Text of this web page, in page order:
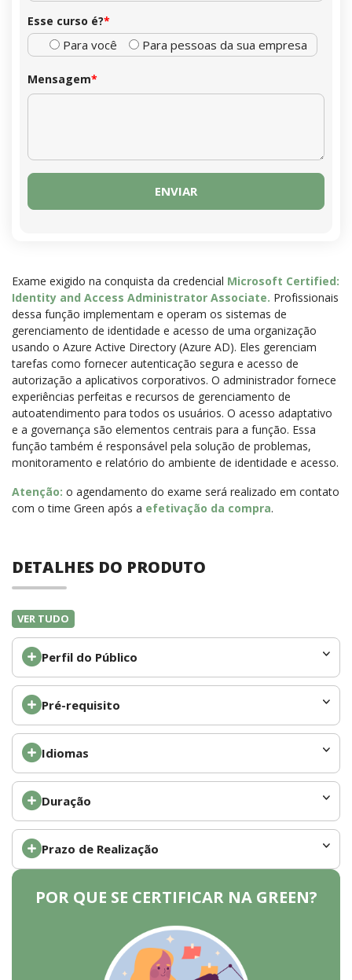
Esse curso é?*
Para você Para pessoas da sua empresa
Mensagem*
Exame exigido na conquista da credencial Microsoft Certified:
Identity and Access Administrator Associate. Profissionais
dessa função implementam e operam os sistemas de
gerenciamento de identidade e acesso de uma organização
usando o Azure Active Directory (Azure AD). Eles gerenciam
tarefas como fornecer autenticação segura e acesso de
autorização a aplicativos corporativos. O administrador fornece
experiências perfeitas e recursos de gerenciamento de
autoatendimento para todos os usuários. O acesso adaptativo
e a governança são elementos centrais para a função. Essa
função também é responsável pela solução de problemas,
monitoramento e relatório do ambiente de identidade e acesso.
Atenção: o agendamento do exame será realizado em contato
com o time Green após a efetivação da compra.
DETALHES DO PRODUTO
VER TUDO
Perfil do Público
Pré-requisito
Idiomas
Duração
Prazo de Realização
POR QUE SE CERTIFICAR NA GREEN?